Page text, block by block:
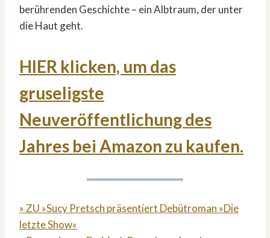
berührenden Geschichte – ein Albtraum, der unter
die Haut geht.
HIER klicken, um das
gruseligste
Neuveröffentlichung des
Jahres bei Amazon zu kaufen.
» ZU »Sucy Pretsch präsentiert Debütroman »Die
letzte Show«